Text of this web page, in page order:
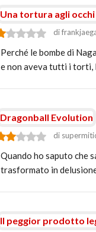
Una tortura agli occhi
di
Perché le bombe di
e non aveva tutti i torti,
Dragonball Evolution
di
Quando ho saputo che
trasformato in
Il peggior prodotto